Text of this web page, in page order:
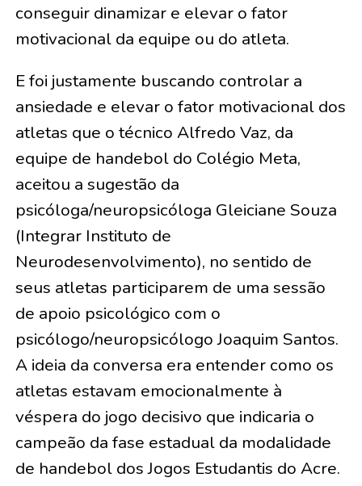
conseguir dinamizar e elevar o fator
motivacional da equipe ou do atleta.
E foi justamente buscando controlar a
ansiedade e elevar o fator motivacional dos
atletas que o técnico Alfredo Vaz, da
equipe de handebol do Colégio Meta,
aceitou a sugestão da
psicóloga/neuropsicóloga Gleiciane Souza
(Integrar Instituto de
Neurodesenvolvimento), no sentido de
seus atletas participarem de uma sessão
de apoio psicológico com o
psicólogo/neuropsicólogo Joaquim Santos.
A ideia da conversa era entender como os
atletas estavam emocionalmente à
véspera do jogo decisivo que indicaria o
campeão da fase estadual da modalidade
de handebol dos Jogos Estudantis do Acre.